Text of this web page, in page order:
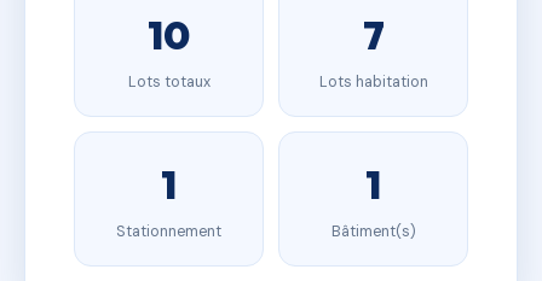
10
Lots totaux
7
Lots habitation
1
Stationnement
1
Bâtiment(s)